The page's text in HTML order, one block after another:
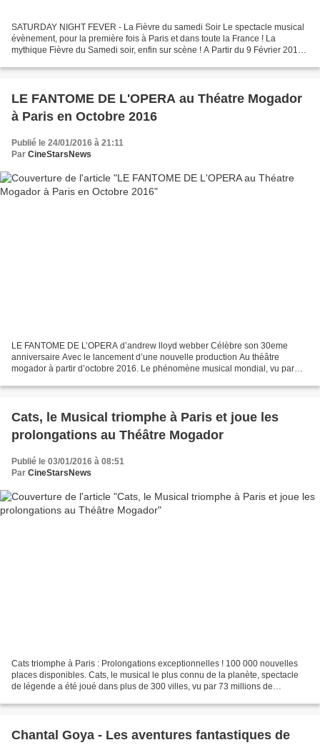
SATURDAY NIGHT FEVER - La Fièvre du samedi Soir Le spectacle musical
évènement, pour la première fois à Paris et dans toute la France ! La
mythique Fièvre du Samedi soir, enfin sur scène ! A Partir du 9 Février 2017
LE FANTOME DE L'OPERA au Théatre Mogador
à Paris en Octobre 2016
Publié le 24/01/2016 à 21:11
Par CineStarsNews
LE FANTOME DE L’OPERA d’andrew lloyd webber Célèbre son 30eme
anniversaire Avec le lancement d’une nouvelle production Au théâtre
mogador à partir d’octobre 2016. Le phénomène musical mondial, vu par
Cats, le Musical triomphe à Paris et joue les
prolongations au Théâtre Mogador
Publié le 03/01/2016 à 08:51
Par CineStarsNews
Cats triomphe à Paris : Prolongations exceptionnelles ! 100 000 nouvelles
places disponibles. Cats, le musical le plus connu de la planète, spectacle
de légende a été joué dans plus de 300 villes, vu par 73 millions de
Chantal Goya - Les aventures fantastiques de